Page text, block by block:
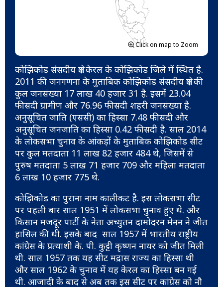
Click on map to Zoom
कोझिकोड संसदीय क्षेत्र केरल के कोझिकोड जिले में स्थित है.
2011 की जनगणना के मुताबिक कोझिकोड संसदीय क्षेत्र की
कुल जनसंख्या 17 लाख 40 हजार 31 है. इसमें 23.04
फीसदी ग्रामीण और 76.96 फीसदी शहरी जनसंख्या है.
अनुसूचित जाति (एससी) का हिस्सा 7.48 फीसदी और
अनुसूचित जनजाति का हिस्सा 0.42 फीसदी है. साल 2014
के लोकसभा चुनाव के आंकड़ों के मुताबिक कोझिकोड सीट
पर कुल मतदाता 11 लाख 82 हजार 484 थे, जिसमें से
पुरुष मतदाता 5 लाख 71 हजार 709 और महिला मतदाता
6 लाख 10 हजार 775 थे.
कोझिकोड का पुराना नाम कालीकट है. इस लोकसभा सीट
पर पहली बार साल 1951 में लोकसभा चुनाव हुए थे. और
किसान मजदूर पार्टी के नेता अच्युतन दामोदरन मेनन ने जीत
हासिल की थी. इसके बाद साल 1957 में भारतीय राष्ट्रीय
कांग्रेस के प्रत्याशी के. पी. कुट्टी कृष्णन नायर को जीत मिली
थी. साल 1957 तक यह सीट मद्रास राज्य का हिस्सा थी
और साल 1962 के चुनाव में यह केरल का हिस्सा बन गई
थी. आजादी के बाद से अब तक इस सीट पर कांग्रेस को नौ